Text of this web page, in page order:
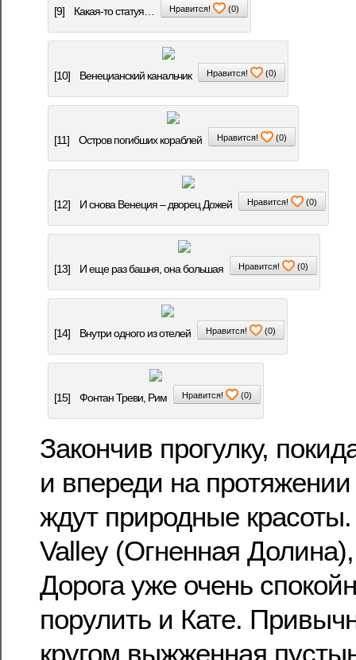
[9] Какая-то статуя… Нравится! (0)
[10] Венецианский канальчик Нравится! (0)
[11] Остров погибших кораблей Нравится! (0)
[12] И снова Венеция – дворец Дожей Нравится! (0)
[13] И еще раз башня, она большая Нравится! (0)
[14] Внутри одного из отелей Нравится! (0)
[15] Фонтан Треви, Рим Нравится! (0)
Закончив прогулку,
и впереди на
ждут природные
Valley (Огненная
Дорога уже очень
порулить и Кате.
кругом выжженная